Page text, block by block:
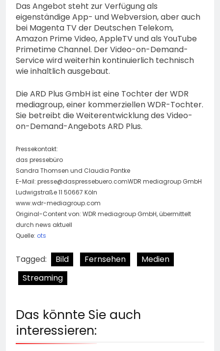
Das Angebot steht zur Verfügung als
eigenständige App- und Webversion, aber auch
bei Magenta TV der Deutschen Telekom,
Amazon Prime Video, AppleTV und als YouTube
Primetime Channel. Der Video-on-Demand-
Service wird weiterhin kontinuierlich technisch
wie inhaltlich ausgebaut.
Die ARD Plus GmbH ist eine Tochter der WDR
mediagroup, einer kommerziellen WDR-Tochter.
Sie betreibt die Weiterentwicklung des Video-
on-Demand-Angebots ARD Plus.
Pressekontakt:
das pressebüro
Sandra Thomsen und Claudia Pantke
E-Mail: presse@daspressebuero.comWDR mediagroup GmbH
Ludwigstraße 11 50667 Köln
www.wdr-mediagroup.com
Original-Content von: WDR mediagroup GmbH, übermittelt
durch news aktuell
Quelle: ots
Tagged: Bild Fernsehen
Medien
Streaming
Das könnte Sie auch
interessieren: